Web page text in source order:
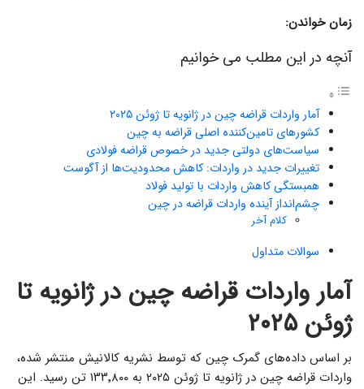
زمان خواندن:
آنچه در این مطلب می خوانیم
آمار واردات قراضه چین در ژانویه تا ژوئن ۲۰۲۵
کشورهای تامین‌کننده اصلی قراضه به چین
سیاست‌های دولتی جدید در خصوص قراضه فولادی
تغییرات جدید در واردات: کاهش محدودیت‌ها از آگوست
همبستگی کاهش واردات با تولید فولاد
چشم‌انداز آینده واردات قراضه در چین
کلام آخر
سوالات متداول
آمار واردات قراضه چین در ژانویه تا
ژوئن ۲۰۲۵
بر اساس داده‌های گمرک چین که توسط نشریه کالانیش منتشر شده،
واردات قراضه چین در ژانویه تا ژوئن ۲۰۲۵ به ۱۳۳٬۸۰۰ تن رسید. این